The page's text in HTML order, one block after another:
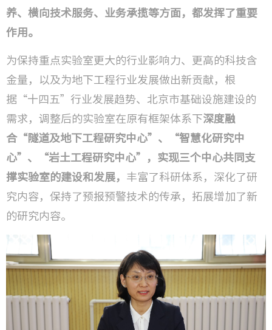
养、横向技术服务、业务承揽等方面，都发挥了重要
作用。
为保持重点实验室更大的行业影响力、更高的科技含
金量，以及为地下工程行业发展做出新贡献，根
据“十四五”行业发展趋势、北京市基础设施建设的
需求，调整后的实验室在原有框架体系下深度融
合“隧道及地下工程研究中心”、“智慧化研究中
心”、“岩土工程研究中心”，实现三个中心共同支
撑实验室的建设和发展， 丰富了科研体系，深化了研
究内容，保持了预报预警技术的传承，拓展增加了新
的研究内容。